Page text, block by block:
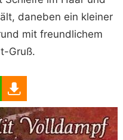
daneben ein kleiner
mit freundlichem
Gruß.